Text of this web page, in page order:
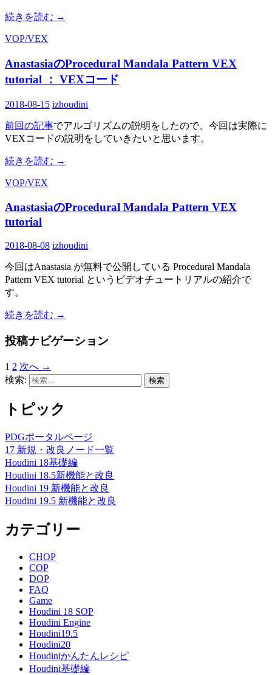
続きを読む →
VOP/VEX
AnastasiaのProcedural Mandala Pattern VEX
tutorial ： VEXコード
2018-08-15 izhoudini
前回の記事でアルゴリズムの説明をしたので、今回は実際に
VEXコードの説明をしていきたいと思います。
続きを読む →
VOP/VEX
AnastasiaのProcedural Mandala Pattern VEX
tutorial
2018-08-08 izhoudini
今回はAnastasia が無料で公開している Procedural Mandala
Pattern VEX tutorial というビデオチュートリアルの紹介で
す。
続きを読む →
投稿ナビゲーション
1 2 次へ →
検索:
トピック
PDGポータルページ
17 新規・改良ノード一覧
Houdini 18基礎編
Houdini 18.5新機能と改良
Houdini 19 新機能と改良
Houdini 19.5 新機能と改良
カテゴリー
CHOP
COP
DOP
FAQ
Game
Houdini 18 SOP
Houdini Engine
Houdini19.5
Houdini20
Houdiniかんたんレシピ
Houdini基礎編